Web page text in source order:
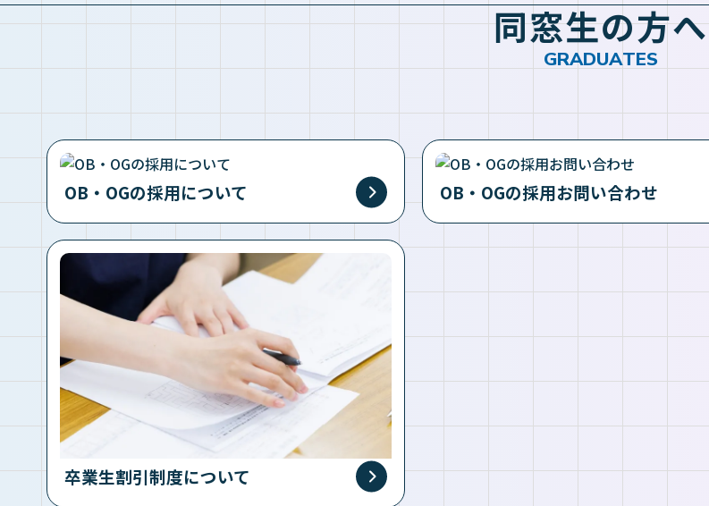
同窓生の方へ
GRADUATES
OB・OGの採用について OB・OGの採用お問い合わせ
卒業生割引制度について